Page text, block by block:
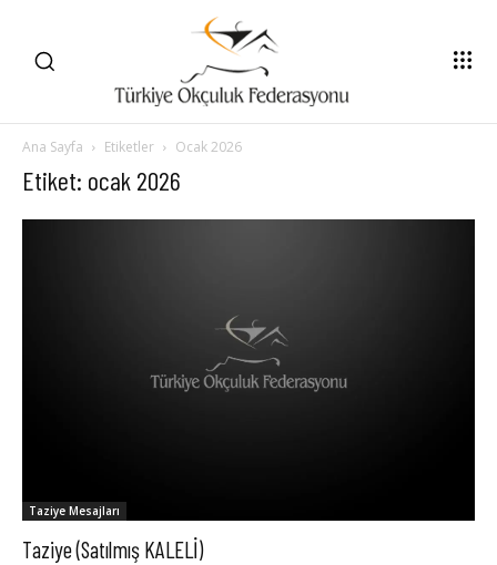
Ana Sayfa Etiketler Ocak 2026
Etiket: ocak 2026
Taziye Mesajları
Taziye (Satılmış KALELİ)